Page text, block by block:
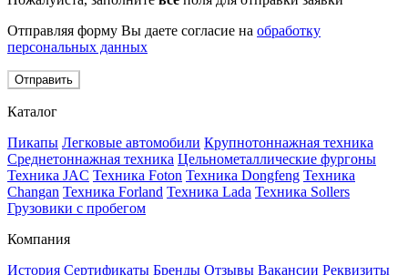
Отправляя форму Вы даете согласие на обработку
персональных данных
Отправить
Каталог
Пикапы Легковые автомобили Крупнотоннажная техника
Среднетоннажная техника Цельнометаллические фургоны
Техника JAC Техника Foton Техника Dongfeng Техника
Changan Техника Forland Техника Lada Техника Sollers
Грузовики с пробегом
Компания
История Сертификаты Бренды Отзывы Вакансии Реквизиты